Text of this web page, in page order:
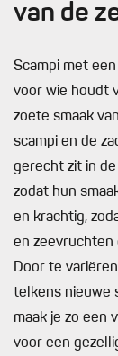
van de
Scampi met
voor wie houdt
zoete smaak
scampi en de
gerecht zit in de
zodat hun
en krachtig,
en zeevruchten
Door te
telkens nieuwe
maak je zo een
voor een